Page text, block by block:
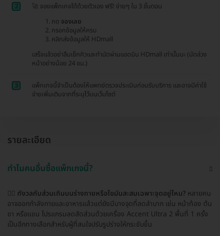
2
🚀 จองแพ็กเกจได้ด้วยตัวเอง ฟรี! ง่ายๆ ใน 3 ขั้นตอน
กด จองเลย
กรอกข้อมูลให้ครบ
คลิกส่งข้อมูลให้ HDmall
เสร็จแล้วอย่าลืมเช็กคิวและทำนัดผ่านแอดมิน HDmall เท่านั้นนะ (นัดล่วง
หน้าอย่างน้อย 24 ชม.)
3
แพ็กเกจนี้จำเป็นต้องให้แพทย์ตรวจประเมินก่อนรับบริการ และอาจมีค่าใช้
จ่ายเพิ่มเติมจากที่ระบุไว้บนเว็บไซต์
รายละเอียด
ทำไมคนอื่นซื้อแพ็กเกจนี้?
🙋‍♀️ กังวลกับส่วนเกินบนร่างกายหรือไขมันสะสมเฉพาะจุดอยู่ไหม? หลายคน
อาจออกกำลังกายและอาหารแล้วแต่ยังมีบางจุดที่ลดลำบาก เช่น หน้าท้อง ต้น
ขา หรือแขน โปรแกรมลดสัดส่วนด้วยเครื่อง Accent Ultra 2 พื้นที่ 1 ครั้ง
เป็นอีกทางเลือกสำหรับผู้ที่สนใจปรับรูปร่างให้กระชับขึ้น